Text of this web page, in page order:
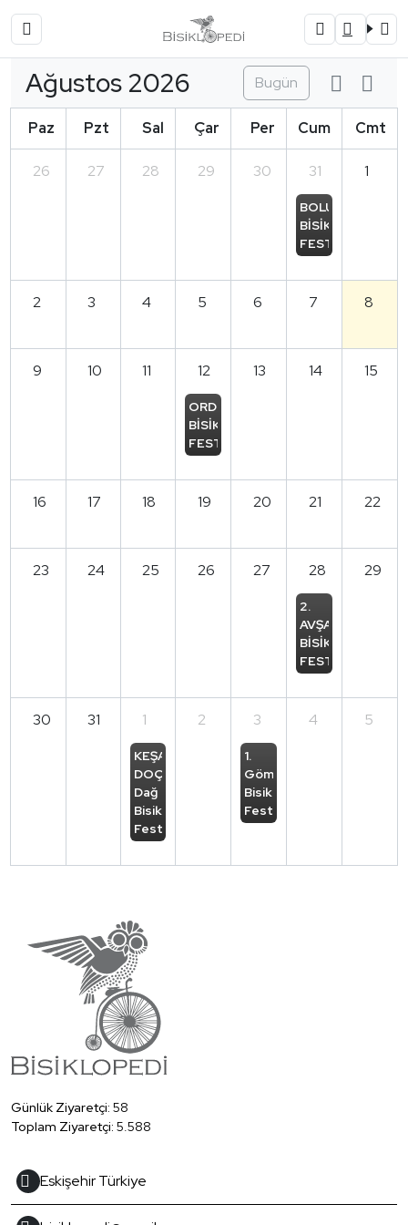
Ağustos 2026 Bugün
Paz Pzt Sal Çar Per Cum Cmt
26 27 28 29 30 31
BOLU
BİSİKLET
FESTİVALİ
1
2 3 4 5 6 7 8
9 10 11 12
ORDU
BİSİKLET
FESTİVALİ
13 14 15
16 17 18 19 20 21 22
23 24 25 26 27 28
2.
AVŞA
BİSİKLET
FESTİVALİ
29
30 31 1
KEŞAN
DOÇEK
Dağ
Bisikleti
Festivali
2 3
1.
Gömeç
Bisiklet
Festivali
4 5
Günlük Ziyaretçi: 58
Toplam Ziyaretçi: 5.588
Eskişehir Türkiye